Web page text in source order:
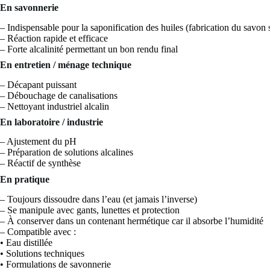
En savonnerie
– Indispensable pour la saponification des huiles (fabrication du savon
– Réaction rapide et efficace
– Forte alcalinité permettant un bon rendu final
En entretien / ménage technique
– Décapant puissant
– Débouchage de canalisations
– Nettoyant industriel alcalin
En laboratoire / industrie
– Ajustement du pH
– Préparation de solutions alcalines
– Réactif de synthèse
En pratique
– Toujours dissoudre dans l’eau (et jamais l’inverse)
– Se manipule avec gants, lunettes et protection
– À conserver dans un contenant hermétique car il absorbe l’humidité
– Compatible avec :
• Eau distillée
• Solutions techniques
• Formulations de savonnerie